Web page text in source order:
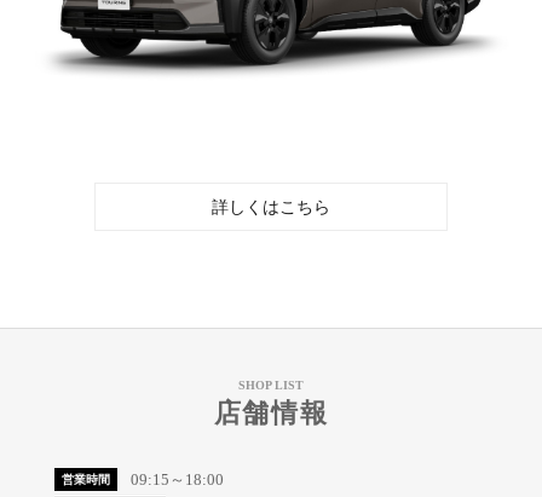
詳しくはこちら
SHOP LIST
店舗情報
営業時間 09:15～18:00